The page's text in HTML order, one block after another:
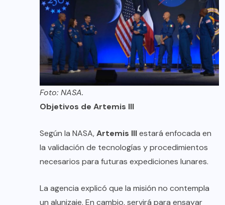
Foto: NASA.
Objetivos de Artemis III
Según la NASA,Artemis IIIestará enfocada en
la validación de tecnologías y procedimientos
necesarios para futuras expediciones lunares.
La agencia explicó que la misión no contempla
un alunizaje. En cambio, servirá para ensayar